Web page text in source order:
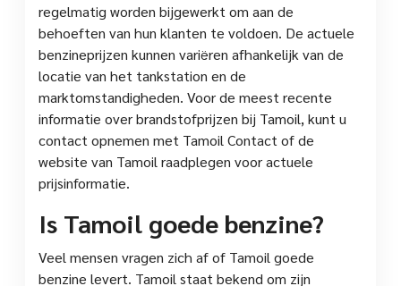
regelmatig worden bijgewerkt om aan de
behoeften van hun klanten te voldoen. De actuele
benzineprijzen kunnen variëren afhankelijk van de
locatie van het tankstation en de
marktomstandigheden. Voor de meest recente
informatie over brandstofprijzen bij Tamoil, kunt u
contact opnemen met Tamoil Contact of de
website van Tamoil raadplegen voor actuele
prijsinformatie.
Is Tamoil goede benzine?
Veel mensen vragen zich af of Tamoil goede
benzine levert. Tamoil staat bekend om zijn